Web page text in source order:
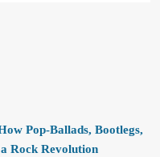
Pop-Ballads, Bootlegs,
Rock Revolution